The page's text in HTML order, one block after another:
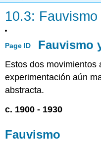
10.3:
Page ID Fauvismo
Estos dos movimientos
experimentación aún
abstracta.
c. 1900 - 1930
Fauvismo